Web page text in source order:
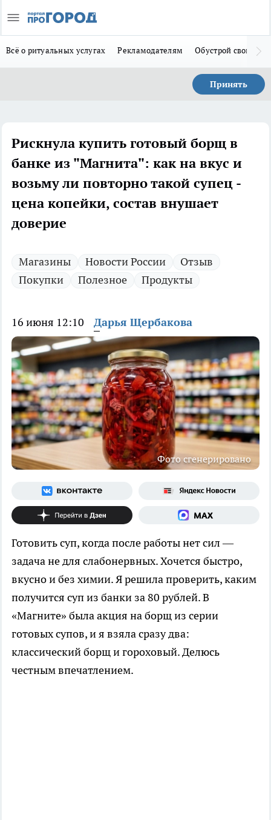
Всё о ритуальных услугах Рекламодателям Обустрой свой дом
Принять
Рискнула купить готовый борщ в
банке из "Магнита": как на вкус и
возьму ли повторно такой супец -
цена копейки, состав внушает
доверие
Магазины Новости России
Отзыв
Покупки
Полезное Продукты
16 июня 12:10 Дарья Щербакова
Фото сгенерировано
Готовить суп, когда после работы нет сил —
задача не для слабонервных. Хочется быстро,
вкусно и без химии. Я решила проверить, каким
получится суп из банки за 80 рублей. В
«Магните» была акция на борщ из серии
готовых супов, и я взяла сразу два:
классический борщ и гороховый. Делюсь
честным впечатлением.